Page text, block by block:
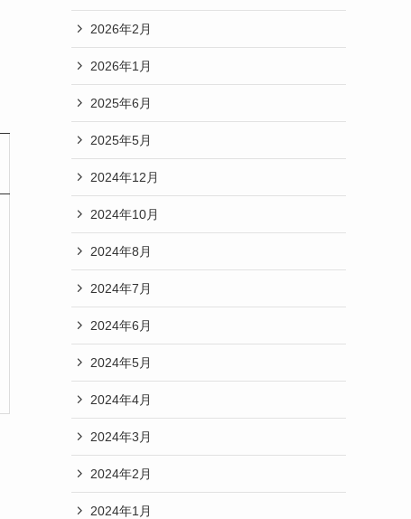
2026年2月
2026年1月
2025年6月
2025年5月
2024年12月
2024年10月
2024年8月
2024年7月
2024年6月
2024年5月
2024年4月
2024年3月
2024年2月
2024年1月